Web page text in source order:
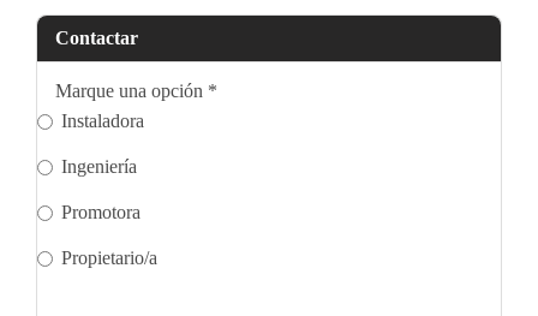
Contactar
Marque una opción *
Instaladora
Ingeniería
Promotora
Propietario/a